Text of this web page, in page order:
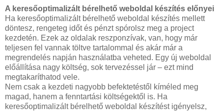
A keresőoptimalizált bérelhető weboldal készítés előnyei
Ha keresőoptimalizált bérelhető weboldal készítés mellett
döntesz, rengeteg időt és pénzt spórolsz meg a project
kezdetén. Ezek az oldalak reszponzívak, van, hogy már
teljesen fel vannak töltve tartalommal és akár már a
megrendelés napján használatba veheted. Egy új weboldal
előállítása nagy költség, sok tervezéssel jár – ezt mind
megtakaríthatod vele.
Nem csak a kezdeti nagyobb befektetéstől kíméled meg
magad, hanem a fenntartási költségektől is. Ha
keresőoptimalizált bérelhető weboldal készítést igényelsz,